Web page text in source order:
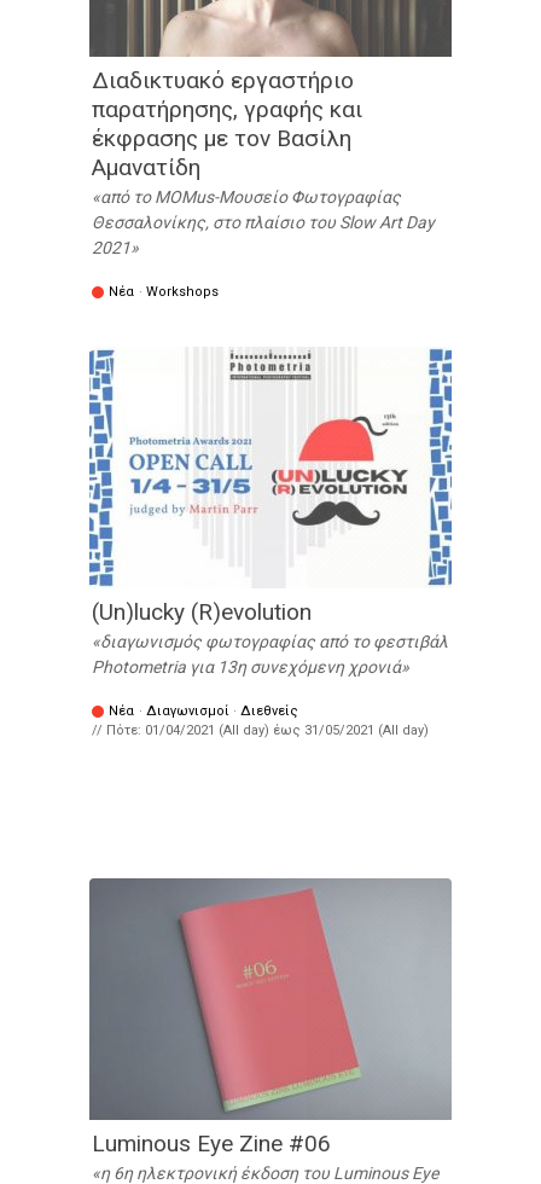
Διαδικτυακό εργαστήριο
παρατήρησης, γραφής και
έκφρασης με τον Βασίλη
Αμανατίδη
από το MOMus-Μουσείο Φωτογραφίας
Θεσσαλονίκης, στο πλαίσιο του Slow Art Day
2021
Νέα · Workshops
(Un)lucky (R)evolution
διαγωνισμός φωτογραφίας από το φεστιβάλ
Photometria για 13η συνεχόμενη χρονιά
Νέα · Διαγωνισμοί · Διεθνείς
// Πότε: 01/04/2021 (All day) έως 31/05/2021 (All day)
Luminous Eye Zine #06
η 6η ηλεκτρονική έκδοση του Luminous Eye